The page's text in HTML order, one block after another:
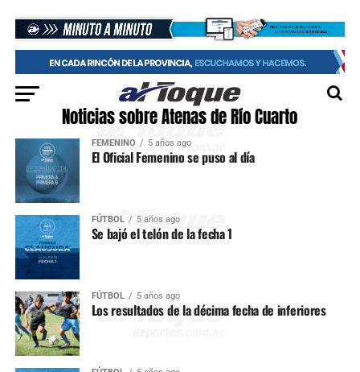
Noticias sobre Atenas de Río Cuarto
FEMENINO 5 años ago
El Oficial Femenino se puso al día
FÚTBOL 5 años ago
Se bajó el telón de la fecha 1
FÚTBOL 5 años ago
Los resultados de la décima fecha de inferiores